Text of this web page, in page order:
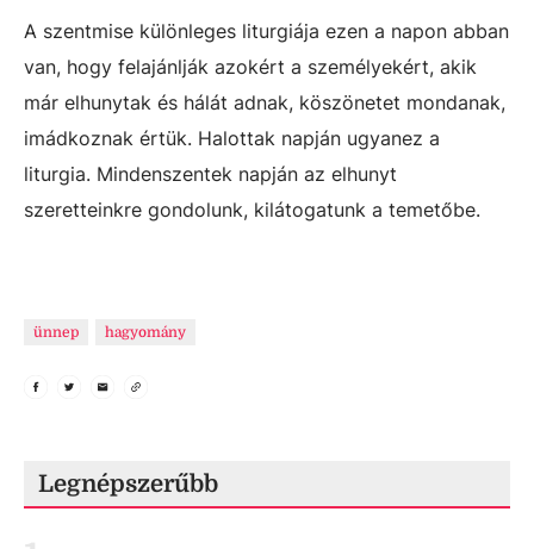
A szentmise különleges liturgiája ezen a napon abban
van, hogy felajánlják azokért a személyekért, akik
már elhunytak és hálát adnak, köszönetet mondanak,
imádkoznak értük. Halottak napján ugyanez a
liturgia. Mindenszentek napján az elhunyt
szeretteinkre gondolunk, kilátogatunk a temetőbe.
ünnep hagyomány
Legnépszerűbb